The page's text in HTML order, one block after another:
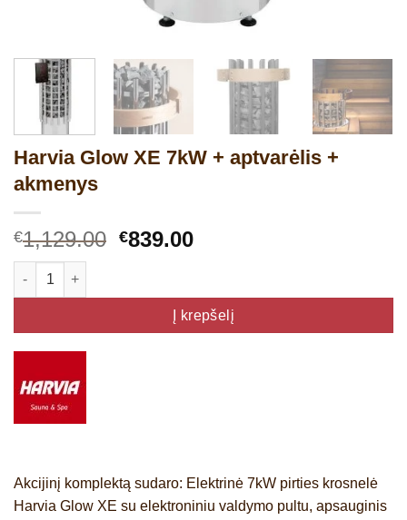
Harvia Glow XE 7kW + aptvarėlis +
akmenys
€1,129.00 Original
€1,129.00.
€839.00Current
€839.00.
produkto kiekis: Harvia Glow XE 7kW + aptvarėlis + akmenys
Į krepšelį
Akcijinį komplektą sudaro: Elektrinė 7kW pirties krosnelė
Harvia Glow XE su elektroniniu valdymo pultu, apsauginis